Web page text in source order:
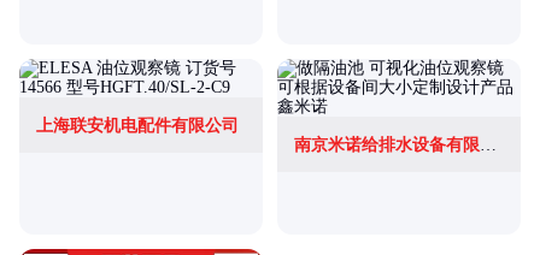
上海联安机电配件有限公司
南京米诺给排水设备有限公司